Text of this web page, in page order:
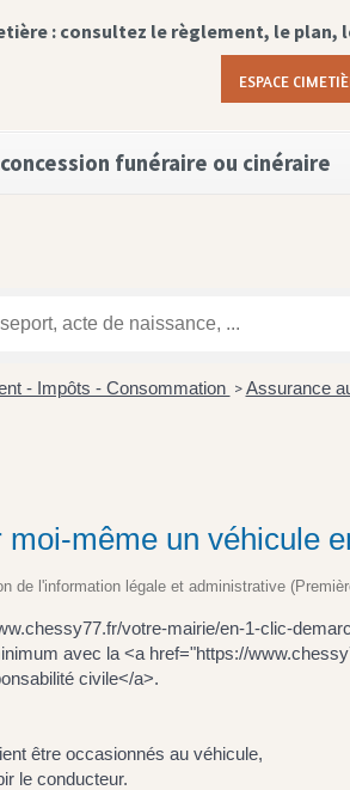
: consultez le règlement, le plan,
ESPACE
funéraire ou cinéraire
- Impôts - Consommation > Assurance
même un véhicule
de l'information légale et administrative
votre-mairie/en-1-clic-
avec la <a href="https://
civile</a>.
être occasionnés au véhicule,
le conducteur.